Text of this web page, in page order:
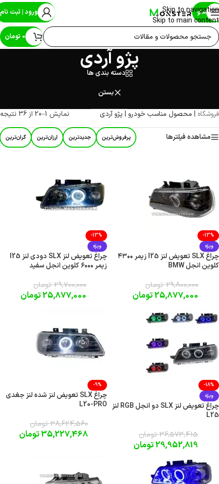
Skip to navigation
Skip to main content
منو ورود | ثبت نام
0 تومان
پژو آردی
دسته بندی ها
بستن
فروشگاه | محصول مناسب خودرو | پژو آردی نمایش 1–20 از 36 نتیجه
مشاهده فیلترها پرفروش‌ترین جدیدترین ارزان‌ترین گران‌ترین
-13%
ویژه
چراغ SLX تعویض لنز l25 زیمر ۴۳۰۰
کلوین انجل BMW
29,800,000 تومان
25,877,000تومان
-13%
ویژه
چراغ تعویض لنز SLX دودی لنز l25
زیمر ۶۰۰۰ کلوین انجل سفید
29,700,000 تومان
25,877,000تومان
-18%
ویژه
چراغ تعویض لنز SLX دو انجل RGB لنز
L25
36,573,415 تومان
29,952,819تومان
-9%
چراغ SLX تعویض لنز شده لنز جغدی
L20-PRO
38,624,560 تومان
35,227,468تومان